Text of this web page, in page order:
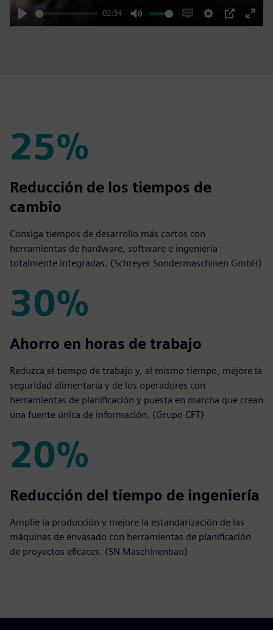
Play
02:34
Mute
EnableSettings
PIP
Enter
25%
25%
Reducción de los tiempos de
cambio
Consiga tiempos de desarrollo más cortos con
herramientas de hardware, software e ingeniería
totalmente integradas. (Schreyer Sondermaschinen GmbH)
30%
30%
Ahorro en horas de trabajo
Reduzca el tiempo de trabajo y, al mismo tiempo, mejore la
seguridad alimentaria y de los operadores con
herramientas de planificación y puesta en marcha que crean
una fuente única de información. (Grupo CFT)
20%
20%
Reducción del tiempo de ingeniería
Amplíe la producción y mejore la estandarización de las
máquinas de envasado con herramientas de planificación
de proyectos eficaces. (SN Maschinenbau)